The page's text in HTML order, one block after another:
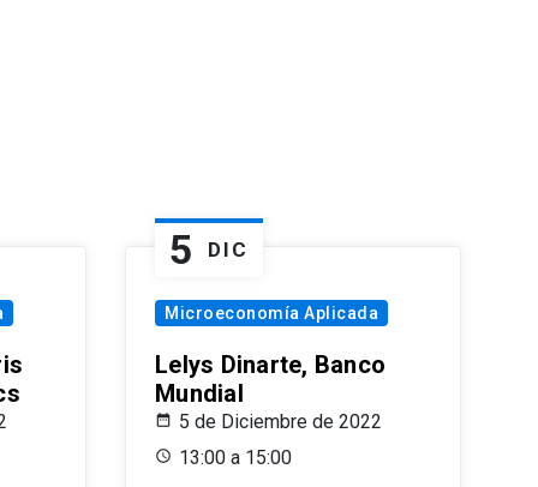
5 DIC
Microeconomía Aplicada
Lelys Dinarte, Banco
Mundial
5 de Diciembre de 2022
13:00 a 15:00